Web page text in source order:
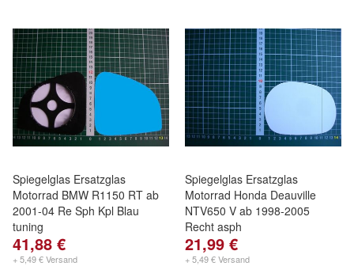
Spiegelglas Ersatzglas
Motorrad BMW R1150 RT ab
2001-04 Re Sph Kpl Blau
tuning
41,88 €
+ 5,49 € Versand
Spiegelglas Ersatzglas
Motorrad Honda Deauville
NTV650 V ab 1998-2005
Recht asph
21,99 €
+ 5,49 € Versand